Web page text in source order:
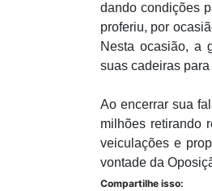
dando condições
proferiu, por
Nesta ocasião, a
suas cadeiras
Ao encerrar sua
milhões retirando
veiculações e
vontade da
Compartilhe isso: